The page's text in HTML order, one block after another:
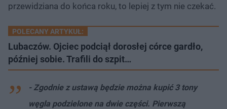
przewidziana do końca roku, to lepiej z tym nie czekać.
POLECANY ARTYKUŁ:
Lubaczów. Ojciec podciął dorosłej córce gardło,
później sobie. Trafili do szpit…
- Zgodnie z ustawą będzie można kupić 3 tony
węgla podzielone na dwie części. Pierwszą